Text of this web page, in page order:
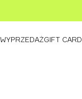
WYPRZEDAŻGIFT CARD